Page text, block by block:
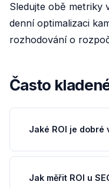
Sledujte obě metriky
denní optimalizaci
rozhodování o
Často
Jaké ROI je dobré
Jak měřit ROI u